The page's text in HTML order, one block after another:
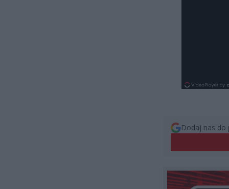
Dodaj nas do